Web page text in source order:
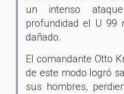
un intenso
profundidad el U 99
dañado.
El comandante Otto
de este modo logró
sus hombres,